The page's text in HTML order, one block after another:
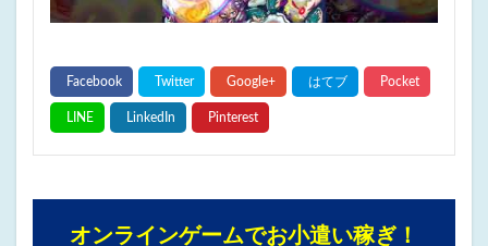
オンラインゲームでお小遣い稼ぎ！